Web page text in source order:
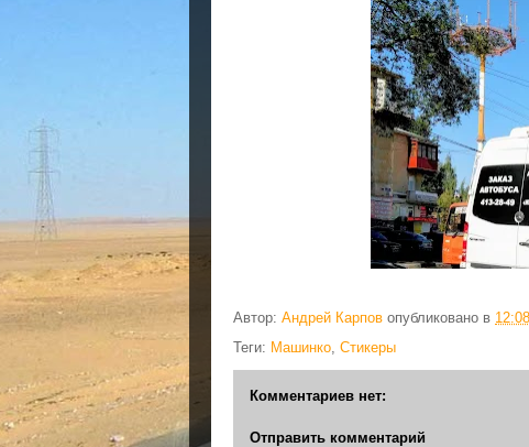
Автор: Андрей Карпов опубликовано в 12:08
Теги: Машинко, Стикеры
Комментариев нет:
Отправить комментарий